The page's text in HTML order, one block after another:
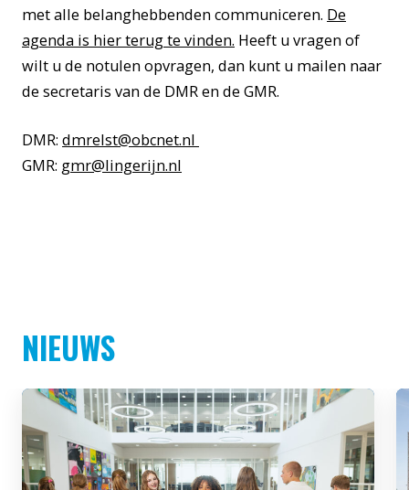
met alle belanghebbenden communiceren. De
agenda is hier terug te vinden. Heeft u vragen of
wilt u de notulen opvragen, dan kunt u mailen naar
de secretaris van de DMR en de GMR.
DMR: dmrelst@obcnet.nl
GMR: gmr@lingerijn.nl
NIEUWS